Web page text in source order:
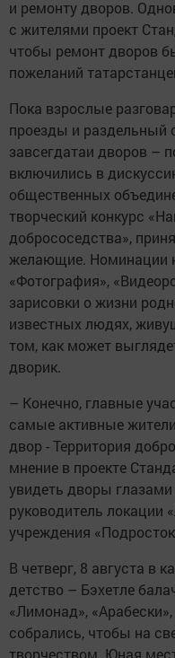
и ремонту дворов.
с жителями проект
чтобы ремонт дворов
пожеланий
Пока взрослые
проезды и раздельный
завсегдатаи дворов –
включились в
общественных
творческий конкурс
добрососедства»,
желающие. Номинации
«Фотография»,
зарисовки о жизни
известных людях,
том, как может
дворик.
– Конечно, главные
самые активные
двор - Территория
мнение в проекте
увидеть дворы
руководитель локации
учреждения
В четверг, 8 августа в
детство – Бэхетле
«Лимонад»,
собрались, чтобы на
творчеством. Юная